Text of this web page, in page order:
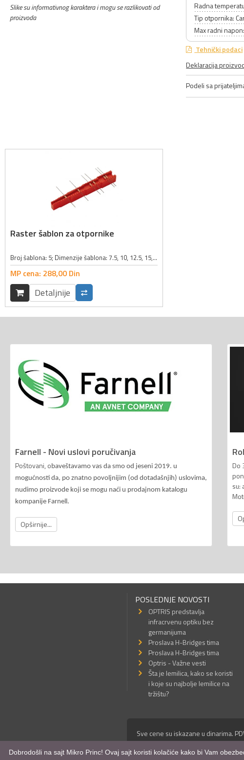
Slike su informativnog karaktera i mogu se razlikovati od
proizvoda
Radna
Tip otpornika:
Max radni
Tehnički podaci
Deklaracija
Podeli sa
Raster šablon za otpornike
Broj šablona: 5; Dimenzije šablona: 7.5, 10, 12.5, 15, 17.5mm; Boja: crvena;
MP cena: 288,00 Din
Detaljnije
Farnell - Novi uslovi poručivanja
Poštovani, o baveštavamo vas da smo od jeseni 2019. u
mogućnosti da, po znatno povoljnijim (od dotadašnjih) uslovima,
nudimo proizvode koji se mogu naći u prodajnom katalogu
kompanije Farnell.
Opširnije...
Do
su:
POSLEDNJE NOVOSTI
OPTRIS predstavlja
infracrvenu optiku bez
germanijuma
Proslava H-Bridges tima
Proslava H-Bridges tima
Optris - Važne vesti
Šta je lemilica, kako se koristi
i koje su najbolje lemilice na
tržištu?
Sve cene su iskazane u dinarima.
© Mikro Princ 1999 - 2026. Sva
Kreirao*nbgcreator |Izdrada
Dobrodošli na sajt Mikro Princ! Ovaj sajt koristi kolačiće kako bi Vam